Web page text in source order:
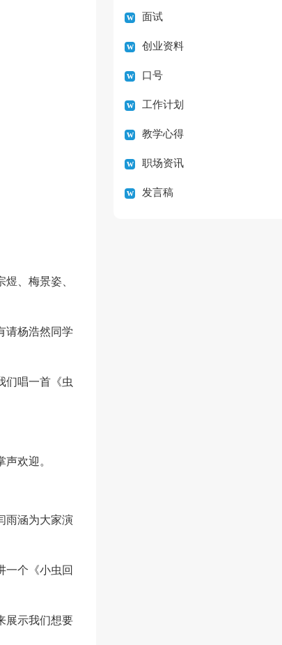
、梅景姿、
请杨浩然同学
们唱一首《虫
欢迎。
雨涵为大家演
一个《小虫回
展示我们想要
面试
创业资料
口号
工作计划
教学心得
职场资讯
发言稿